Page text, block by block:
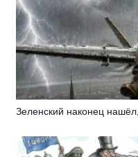
Зеленский наконец